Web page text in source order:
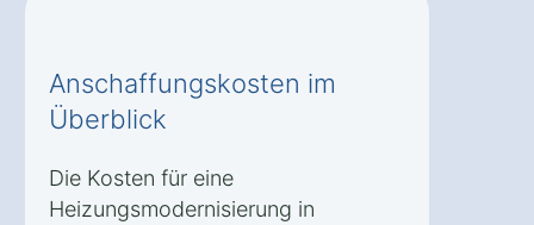
Anschaffungskosten im
Überblick
Die Kosten für eine
Heizungsmodernisierung in